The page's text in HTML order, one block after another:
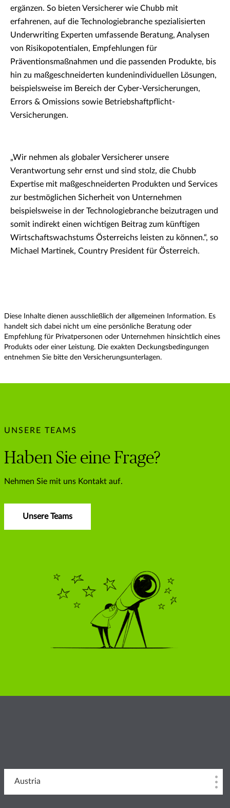
ergänzen. So bieten Versicherer wie Chubb mit
erfahrenen, auf die Technologiebranche spezialisierten
Underwriting Experten umfassende Beratung, Analysen
von Risikopotentialen, Empfehlungen für
Präventionsmaßnahmen und die passenden Produkte, bis
hin zu maßgeschneiderten kundenindividuellen Lösungen,
beispielsweise im Bereich der Cyber-Versicherungen,
Errors & Omissions sowie Betriebshaftpflicht-
Versicherungen.
„Wir nehmen als globaler Versicherer unsere
Verantwortung sehr ernst und sind stolz, die Chubb
Expertise mit maßgeschneiderten Produkten und Services
zur bestmöglichen Sicherheit von Unternehmen
beispielsweise in der Technologiebranche beizutragen und
somit indirekt einen wichtigen Beitrag zum künftigen
Wirtschaftswachstums Österreichs leisten zu können.“, so
Michael Martinek, Country President für Österreich.
Diese Inhalte dienen ausschließlich der allgemeinen Information. Es
handelt sich dabei nicht um eine persönliche Beratung oder
Empfehlung für Privatpersonen oder Unternehmen hinsichtlich eines
Produkts oder einer Leistung. Die exakten Deckungsbedingungen
entnehmen Sie bitte den Versicherungsunterlagen.
UNSERE TEAMS
Haben Sie eine Frage?
Nehmen Sie mit uns Kontakt auf.
Unsere Teams
Austria